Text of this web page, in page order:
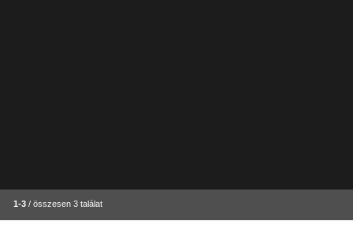
1-3 / összesen 3 találat